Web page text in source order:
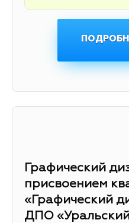
Графический
присвоением
«Графический
ДПО «Уральский